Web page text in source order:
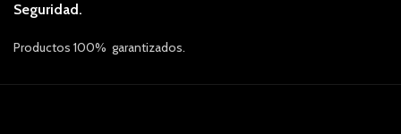
Seguridad.
Productos 100% garantizados.